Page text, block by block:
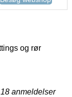
og rør
18 anmeldelser